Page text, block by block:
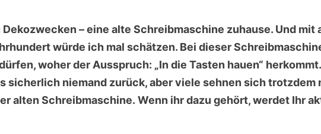
– eine alte Schreibmaschine zuhause. Und mit
würde ich mal schätzen. Bei dieser
woher der Ausspruch: „In die Tasten hauen“
sicherlich niemand zurück, aber viele sehnen sich trotzdem
alten Schreibmaschine. Wenn ihr dazu gehört, werdet Ihr